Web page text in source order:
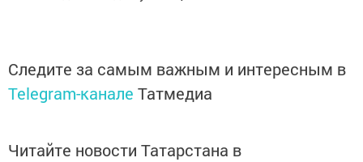
Следите за самым важным и интересным в
Telegram-канале Татмедиа
Читайте новости Татарстана в